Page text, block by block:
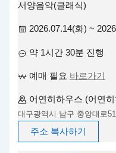
서양음악(클래식)
2026.07.14(화) ~
약 1시간 30분 진행
예매 필요 바로가기
어연히하우스 (어연
대구광역시 남구 중앙대로
주소 복사하기